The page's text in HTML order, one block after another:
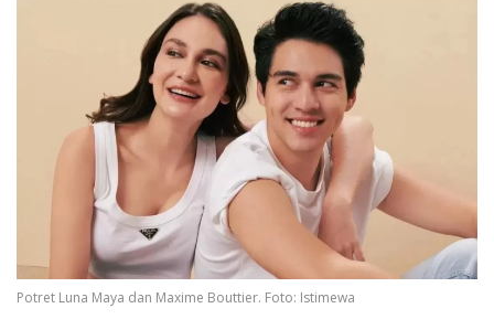
Potret Luna Maya dan Maxime Bouttier. Foto: Istimewa